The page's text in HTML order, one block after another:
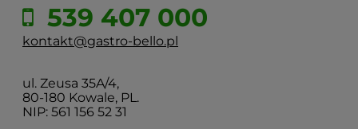
539 407 000
kontakt@gastro-bello.pl
ul. Zeusa 35A/4,
80-180 Kowale, PL.
NIP: 561 156 52 31